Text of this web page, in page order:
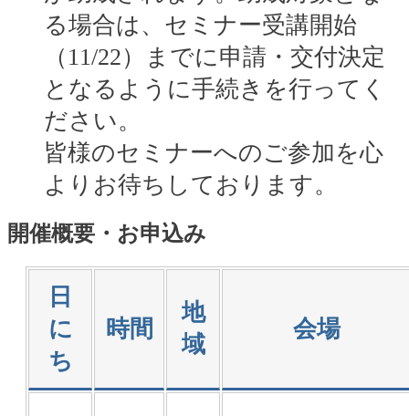
る場合は、セミナー受講開始
（11/22）までに申請・交付決定
となるように手続きを行ってく
ださい。
皆様のセミナーへのご参加を心
よりお待ちしております。
開催概要・お申込み
日
に
ち
時間
地
域
会場